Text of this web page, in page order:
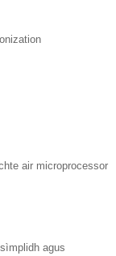
air microprocessor
agus